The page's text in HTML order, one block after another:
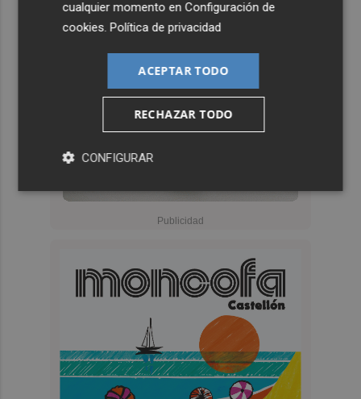
cualquier momento enConfiguración de
cookies .Política de privacidad
ACEPTAR TODO
RECHAZAR TODO
CONFIGURAR